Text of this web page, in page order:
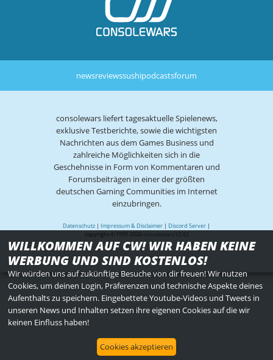
newsreviewssushipodcastsforum
consolewars liefert tagesaktuelle Spielenews,
exklusive Testberichte, sowie die wichtigsten
Nachrichten aus dem Games Business und
zahlreiche Möglichkeiten sich in die
Geschehnisse in Form von Kommentaren und
Forumsbeiträgen in einer der größten
deutschen Gaming Communities im Internet
einzubringen.
Datenschutz | Impressum & Disclaimer | Discord Server |
copyright © 1999-2026
consolewars V2.82
WILLKOMMEN AUF CW! WIR HABEN KEINE
WERBUNG UND SIND KOSTENLOS!
Wir würden uns auf zukünftige Besuche von dir freuen! Wir nutzen
Cookies, um deinen Login, Präferenzen und technische Aspekte deines
Aufenthalts zu speichern. Eingebettete Youtube-Videos und Tweets in
unseren News und Inhalten setzen ihre eigenen Cookies auf die wir
keinen Einfluss haben!
Cookies akzeptieren